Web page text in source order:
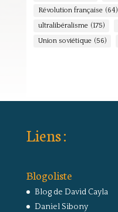
Révolution française (64)
ultralibéralisme (175)
Union soviétique (56)
Liens :
Blogoliste
Blog de David Cayla
Daniel Sibony